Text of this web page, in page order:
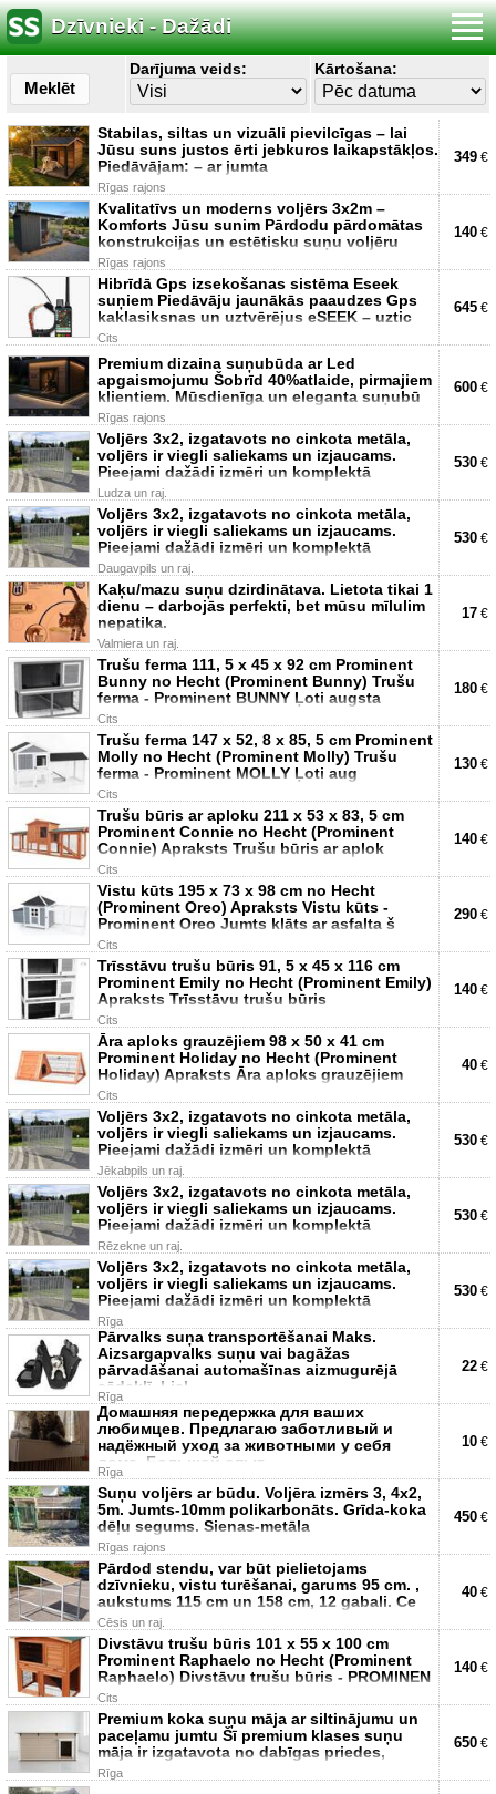
Dzīvnieki - Dažādi
Meklēt
Darījuma veids: Kārtošana:
Stabilas, siltas un vizuāli pievilcīgas – lai
Jūsu suns justos ērti jebkuros laikapstākļos.
Piedāvājam: – ar jumta
Rīgas rajons
349 €
Kvalitatīvs un moderns voljērs 3x2m –
Komforts Jūsu sunim Pārdodu pārdomātas
konstrukcijas un estētisku suņu voljēru
Rīgas rajons
140 €
Hibrīdā Gps izsekošanas sistēma Eseek
suņiem Piedāvāju jaunākās paaudzes Gps
kaklasiksnas un uztvērējus eSEEK – uztic
Cits
645 €
Premium dizaina suņubūda ar Led
apgaismojumu Šobrīd 40%atlaide, pirmajiem
klientiem. Mūsdienīga un eleganta suņubū
Rīgas rajons
600 €
Voljērs 3x2, izgatavots no cinkota metāla,
voljērs ir viegli saliekams un izjaucams.
Pieejami dažādi izmēri un komplektā
Ludza un raj.
530 €
Voljērs 3x2, izgatavots no cinkota metāla,
voljērs ir viegli saliekams un izjaucams.
Pieejami dažādi izmēri un komplektā
Daugavpils un raj.
530 €
Kaķu/mazu suņu dzirdinātava. Lietota tikai 1
dienu – darbojās perfekti, bet mūsu mīlulim
nepatika.
Valmiera un raj.
17 €
Trušu ferma 111, 5 x 45 x 92 cm Prominent
Bunny no Hecht (Prominent Bunny) Trušu
ferma - Prominent BUNNY Ļoti augsta
Cits
180 €
Trušu ferma 147 x 52, 8 x 85, 5 cm Prominent
Molly no Hecht (Prominent Molly) Trušu
ferma - Prominent MOLLY Ļoti aug
Cits
130 €
Trušu būris ar aploku 211 x 53 x 83, 5 cm
Prominent Connie no Hecht (Prominent
Connie) Apraksts Trušu būris ar aplok
Cits
140 €
Vistu kūts 195 x 73 x 98 cm no Hecht
(Prominent Oreo) Apraksts Vistu kūts -
Prominent Oreo Jumts klāts ar asfalta š
Cits
290 €
Trīsstāvu trušu būris 91, 5 x 45 x 116 cm
Prominent Emily no Hecht (Prominent Emily)
Apraksts Trīsstāvu trušu būris
Cits
140 €
Āra aploks grauzējiem 98 x 50 x 41 cm
Prominent Holiday no Hecht (Prominent
Holiday) Apraksts Āra aploks grauzējiem
Cits
40 €
Voljērs 3x2, izgatavots no cinkota metāla,
voljērs ir viegli saliekams un izjaucams.
Pieejami dažādi izmēri un komplektā
Jēkabpils un raj.
530 €
Voljērs 3x2, izgatavots no cinkota metāla,
voljērs ir viegli saliekams un izjaucams.
Pieejami dažādi izmēri un komplektā
Rēzekne un raj.
530 €
Voljērs 3x2, izgatavots no cinkota metāla,
voljērs ir viegli saliekams un izjaucams.
Pieejami dažādi izmēri un komplektā
Rīga
530 €
Pārvalks suņa transportēšanai Maks.
Aizsargapvalks suņu vai bagāžas
pārvadāšanai automašīnas aizmugurējā
sēdeklī. Liel
Rīga
22 €
Домашняя передержка для ваших
любимцев. Предлагаю заботливый и
надёжный уход за животными у себя
дома. Большой опыт
Rīga
10 €
Suņu voljērs ar būdu. Voljēra izmērs 3, 4x2,
5m. Jumts-10mm polikarbonāts. Grīda-koka
dēļu segums. Sienas-metāla
Rīgas rajons
450 €
Pārdod stendu, var būt pielietojams
dzīvnieku, vistu turēšanai, garums 95 cm. ,
aukstums 115 cm un 158 cm, 12 gabali. Ce
Cēsis un raj.
40 €
Divstāvu trušu būris 101 x 55 x 100 cm
Prominent Raphaelo no Hecht (Prominent
Raphaelo) Divstāvu trušu būris - PROMINEN
Cits
140 €
Premium koka suņu māja ar siltinājumu un
paceļamu jumtu Šī premium klases suņu
māja ir izgatavota no dabīgas priedes,
Rīga
650 €